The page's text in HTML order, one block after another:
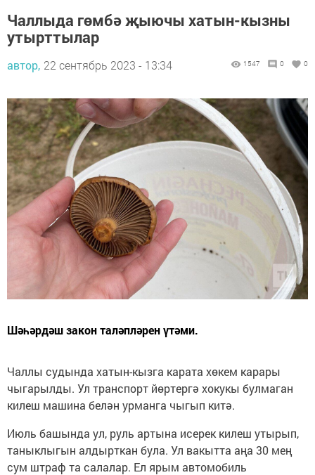
Чаллыда гөмбә җыючы хатын-кызны
утырттылар
автор, 22 сентябрь 2023 - 13:34 1547 0 0
Шәһәрдәш закон таләпләрен үтәми.
Чаллы судында хатын-кызга карата хөкем карары
чыгарылды. Ул транспорт йөртергә хокукы булмаган
килеш машина белән урманга чыгып китә.
Июль башында ул, руль артына исерек килеш утырып,
таныклыгын алдырткан була. Ул вакытта аңа 30 мең
сум штраф та салалар. Ел ярым автомобиль